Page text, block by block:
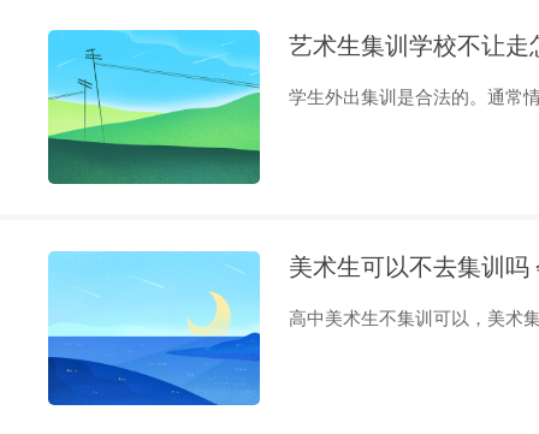
艺术生集训学校不让走
学生外出集训是合法的。通常
美术生可以不去集训吗
高中美术生不集训可以，美术